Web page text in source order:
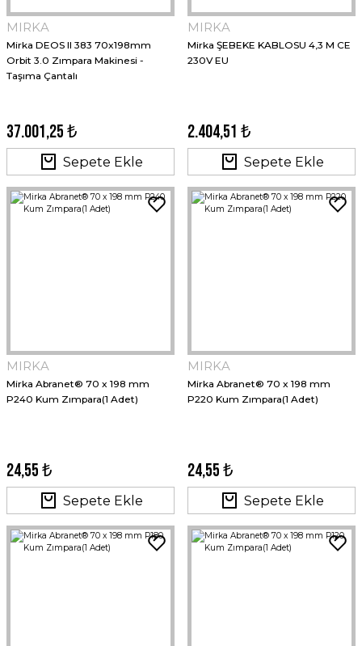
MIRKA
Mirka DEOS II 383 70x198mm
Orbit 3.0 Zımpara Makinesi -
Taşıma Çantalı
37.001,25 ₺
Sepete Ekle
MIRKA
Mirka ŞEBEKE KABLOSU 4,3 M CE
230V EU
2.404,51 ₺
Sepete Ekle
MIRKA
Mirka Abranet® 70 x 198 mm
P240 Kum Zımpara(1 Adet)
24,55 ₺
Sepete Ekle
MIRKA
Mirka Abranet® 70 x 198 mm
P220 Kum Zımpara(1 Adet)
24,55 ₺
Sepete Ekle